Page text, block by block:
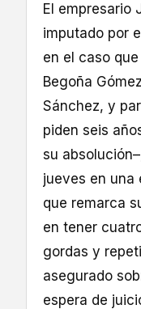
El empresario
imputado por
en el caso
Begoña
Sánchez, y
piden seis
su
jueves en una
que remarca
en tener
gordas y
asegurado
espera de